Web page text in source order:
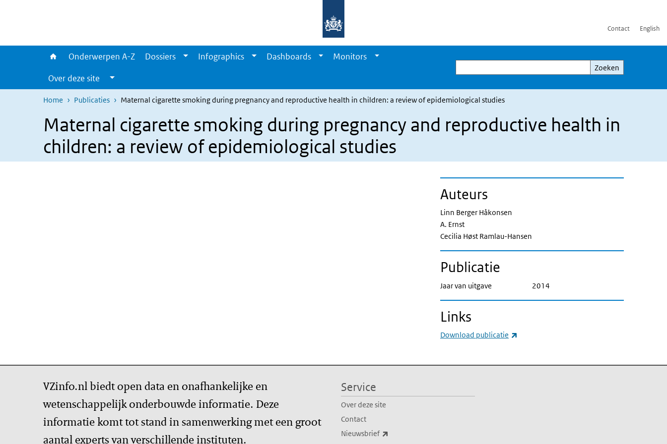
Contact English
Onderwerpen A-Z Dossiers Infographics Dashboards
Monitors
Over deze site
Zoeken
Zoeken
Home Publicaties Maternal cigarette smoking during pregnancy and reproductive health in children: a review of epidemiological studies
Maternal cigarette smoking during pregnancy and reproductive health in
children: a review of epidemiological studies
Auteurs
Linn Berger Håkonsen
A. Ernst
Cecilia Høst Ramlau-Hansen
Publicatie
Jaar van uitgave 2014
Links
Download publicatie
VZinfo.nl biedt open data en onafhankelijke en
wetenschappelijk onderbouwde informatie. Deze
informatie komt tot stand in samenwerking met een groot
aantal experts van verschillende instituten.
Service
Over deze site
Contact
Nieuwsbrief